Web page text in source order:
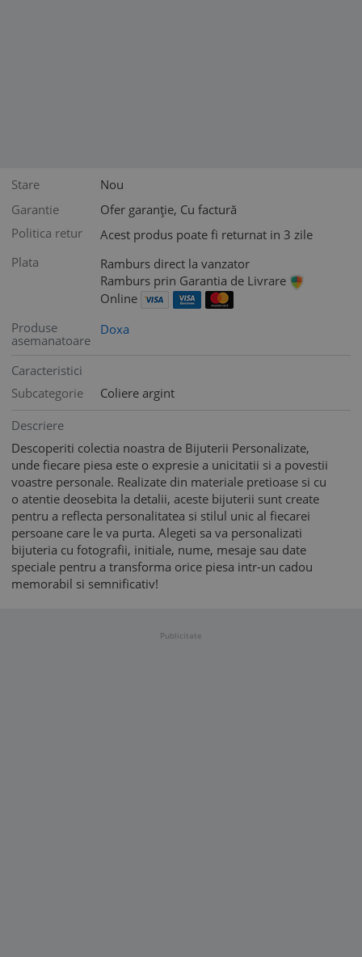
Stare
Nou
Garantie
Ofer garanție, Cu factură
Politica retur
Acest produs poate fi returnat in 3 zile
Plata
Ramburs direct la vanzator
Ramburs prin Garantia de Livrare
Online
Produse
asemanatoare
Doxa
Caracteristici
Subcategorie
Coliere argint
Descriere
Descoperiti colectia noastra de Bijuterii Personalizate,
unde fiecare piesa este o expresie a unicitatii si a povestii
voastre personale. Realizate din materiale pretioase si cu
o atentie deosebita la detalii, aceste bijuterii sunt create
pentru a reflecta personalitatea si stilul unic al fiecarei
persoane care le va purta. Alegeti sa va personalizati
bijuteria cu fotografii, initiale, nume, mesaje sau date
speciale pentru a transforma orice piesa intr-un cadou
memorabil si semnificativ!
Publicitate